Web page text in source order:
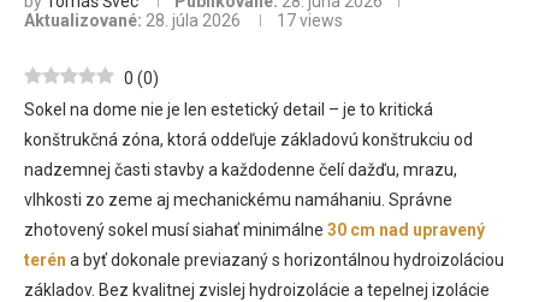
Aktualizované: 28. júla 2026 17views
0 (0)
Sokel na dome nie je len estetický detail – je to kritická
konštrukčná zóna, ktorá oddeľuje základovú konštrukciu od
nadzemnej časti stavby a každodenne čelí dažďu, mrazu,
vlhkosti zo zeme aj mechanickému namáhaniu. Správne
zhotovený sokel musí siahať minimálne 30 cm nad upravený
terén a byť dokonale previazaný s horizontálnou hydroizoláciou
základov. Bez kvalitnej zvislej hydroizolácie a tepelnej izolácie